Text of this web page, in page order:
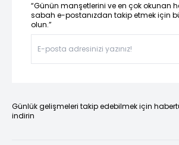
“Günün manşetlerini ve en çok okunan
sabah e-postanızdan takip etmek için
olun.”
Günlük gelişmeleri takip edebilmek için
indirin